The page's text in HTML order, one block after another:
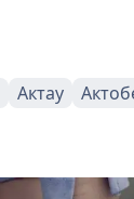
Актау